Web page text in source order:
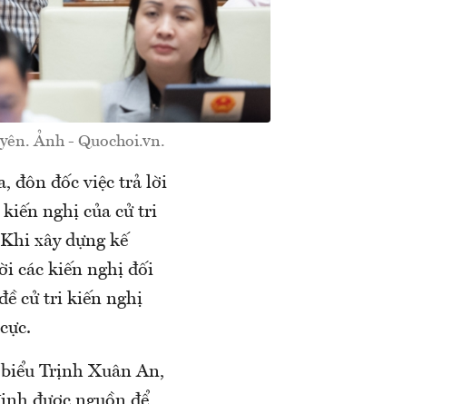
Ảnh - Quochoi.vn.
đôn đốc việc trả lời
nghị của cử tri
xây dựng kế
các kiến nghị đối
cử tri kiến nghị
Trịnh Xuân An,